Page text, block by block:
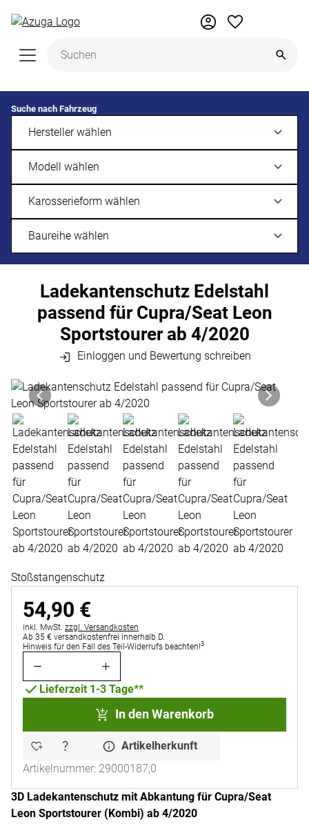
Suche nach Fahrzeug
Ladekantenschutz Edelstahl
passend für Cupra/Seat Leon
Sportstourer ab 4/2020
Einloggen und Bewertung schreiben
Produktgalerie
Zur Kaufbox springen
Stoßstangenschutz
54,90 €
Steuerhinweis:
inkl. MwSt. zzgl. Versandkosten
Ab 35 € versandkostenfrei innerhalb D.
Hinweis für den Fall des Teil-Widerrufs beachten!3
Lieferzeit 1-3 Tage**
In den Warenkorb
Artikelherkunft
Artikelnummer: 29000187;0
3D Ladekantenschutz mit Abkantung für Cupra/Seat
Leon Sportstourer (Kombi) ab 4/2020